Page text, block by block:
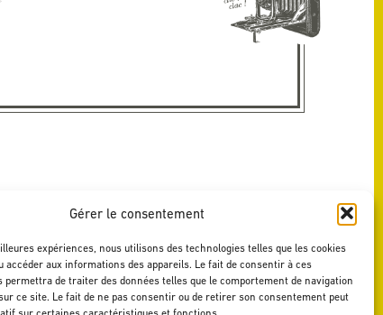
Gérer le consentement
expériences, nous utilisons des technologies telles que les cookies
accéder aux informations des appareils. Le fait de consentir à ces
permettra de traiter des données telles que le comportement de navigation
ce site. Le fait de ne pas consentir ou de retirer son consentement peut